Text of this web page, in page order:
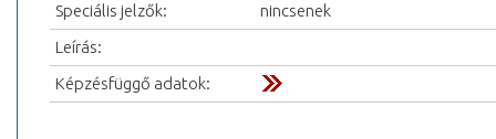
Speciális jelzők:
nincsenek
Leírás:
Képzésfüggő adatok: